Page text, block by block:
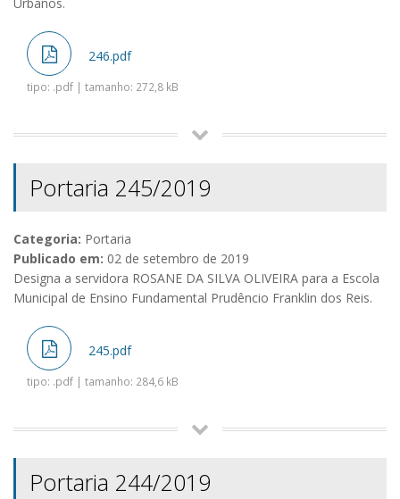
246.pdf
tipo: .pdf | tamanho: 272,8 kB
Portaria 245/2019
Categoria: Portaria
Publicado em: 02 de setembro de 2019
Designa a servidora ROSANE DA SILVA OLIVEIRA para a Escola
Municipal de Ensino Fundamental Prudêncio Franklin dos Reis.
245.pdf
tipo: .pdf | tamanho: 284,6 kB
Portaria 244/2019